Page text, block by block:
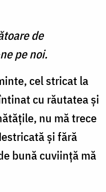
de
pe noi.
cel stricat la
cu răutatea şi
nu mă trece
şi fără
bună cuviinţă mă